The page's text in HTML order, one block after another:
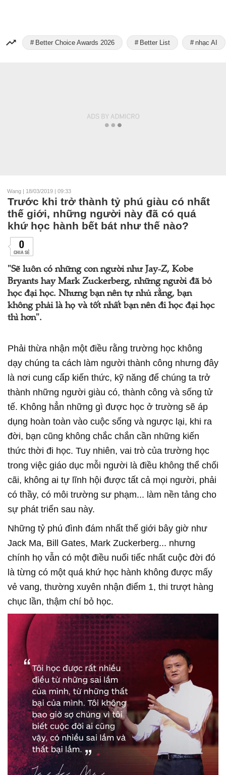
Better Choice Awards 2026 Better List nhạc AI
Wang | 18/03/2019 | 09:33
Trước khi trở thành tỷ phú giàu có nhất
thế giới, những người này đã có quá
khứ học hành bết bát như thế nào?
0
CHIA SẺ
"Sẽ luôn có những con người như Jay-Z, Kobe
Bryants hay Mark Zuckerberg, những người đã bỏ
học đại học. Nhưng bạn nên tự nhủ rằng, bạn
không phải là họ và tốt nhất bạn nên đi học đại học
thì hơn".
Phải thừa nhận một điều rằng trường học không
dạy chúng ta cách làm người thành công nhưng đây
là nơi cung cấp kiến thức, kỹ năng để chúng ta trở
thành những người giàu có, thành công và sống tử
tế. Không hẳn những gì được học ở trường sẽ áp
dụng hoàn toàn vào cuộc sống và ngược lại, khi ra
đời, bạn cũng không chắc chắn cần những kiến
thức thời đi học. Tuy nhiên, vai trò của trường học
trong việc giáo dục mỗi người là điều không thể chối
cãi, không ai tự lĩnh hội được tất cả mọi người, phải
có thầy, có môi trường sư phạm... làm nền tảng cho
sự phát triển sau này.
Những tỷ phú đình đám nhất thế giới bây giờ như
Jack Ma, Bill Gates, Mark Zuckerberg... nhưng
chính họ vẫn có một điều nuối tiếc nhất cuộc đời đó
là từng có một quá khứ học hành không được mấy
vẻ vang, thường xuyên nhận điểm 1, thi trượt hàng
chục lần, thậm chí bỏ học.